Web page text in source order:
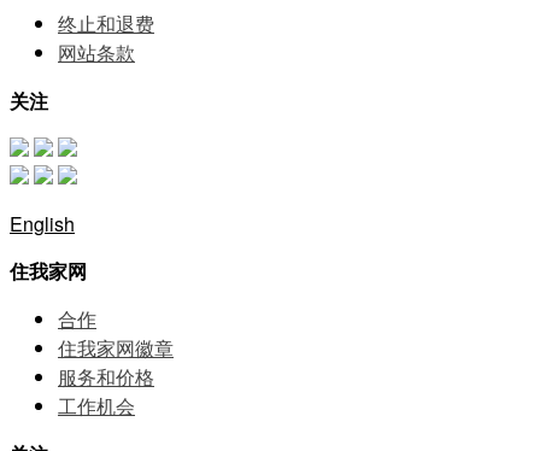
终止和退费
网站条款
关注
English
住我家网
合作
住我家网徽章
服务和价格
⼯作机会